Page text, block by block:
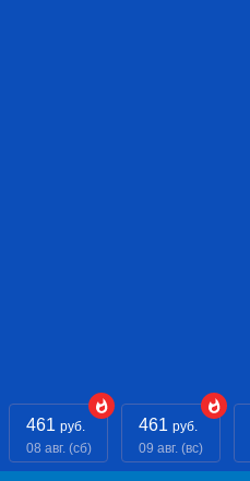
461 руб.
08 авг. (сб)
461 руб.
09 авг. (вс)